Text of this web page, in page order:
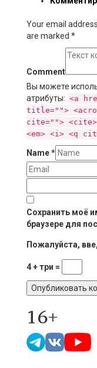
Your email
are marked *
Comment
Вы можете
атрибуты: <a
title="">
cite=""> <cite>
<em> <i> <q
Name*
Сохранить моё
браузере для
Пожалуйста,
4 + три =
16+